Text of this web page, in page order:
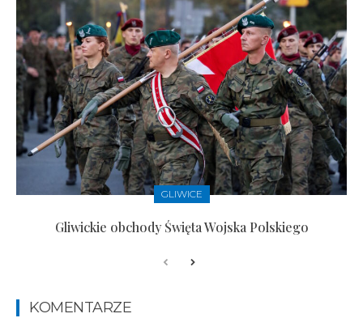
GLIWICE
Gliwickie obchody Święta Wojska Polskiego
KOMENTARZE